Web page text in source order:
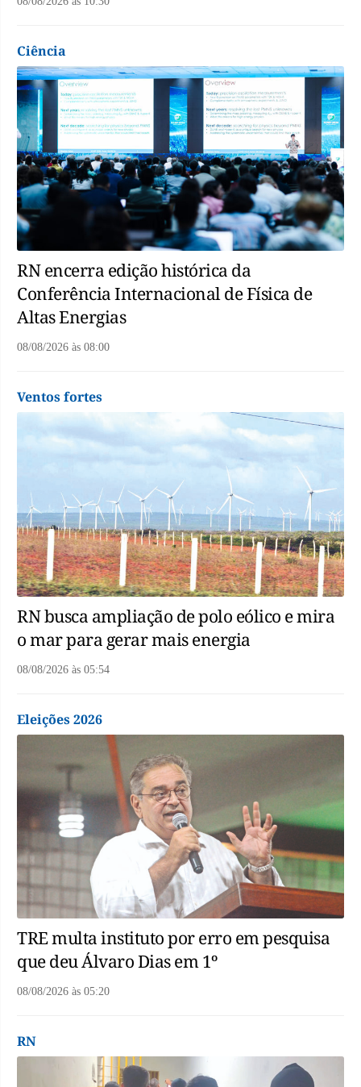
Ciência
RN encerra edição histórica da
Conferência Internacional de Física de
Altas Energias
08/08/2026 às 08:00
Ventos fortes
RN busca ampliação de polo eólico e mira
o mar para gerar mais energia
08/08/2026 às 05:54
Eleições 2026
TRE multa instituto por erro em pesquisa
que deu Álvaro Dias em 1º
08/08/2026 às 05:20
RN